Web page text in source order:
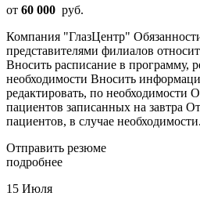
от 60 000 руб.
Компания "ГлазЦентр"
представителями филиалов
Вносить расписание в программу,
необходимости Вносить
редактировать, по необходимости
пациентов записанных на завтра
пациентов, в случае
Отправить резюме
подробнее
15 Июля